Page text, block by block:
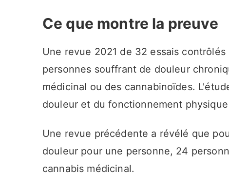
Ce que montre la preuve
Une revue 2021 de 32 essais
personnes souffrant de douleur
médicinal ou des cannabinoïdes.
douleur et du fonctionnement
Une revue précédente a révélé que
douleur pour une personne, 24
cannabis médicinal.